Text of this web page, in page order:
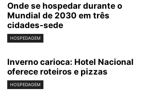
Onde se hospedar durante o
Mundial de 2030 em três
cidades-sede
HOSPEDAGEM
Inverno carioca: Hotel Nacional
oferece roteiros e pizzas
HOSPEDAGEM